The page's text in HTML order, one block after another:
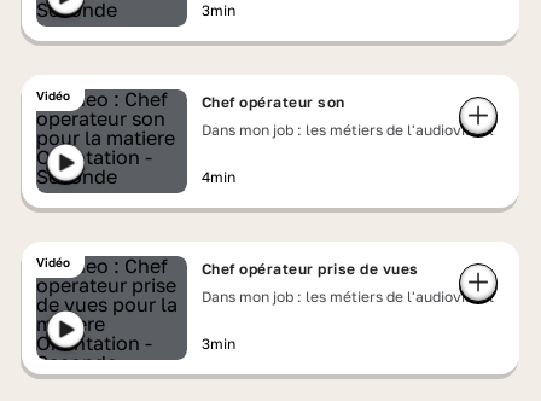
3min
Vidéo
Chef opérateur son
Dans mon job : les métiers de l'audiovisuel
4min
Vidéo
Chef opérateur prise de vues
Dans mon job : les métiers de l'audiovisuel
3min